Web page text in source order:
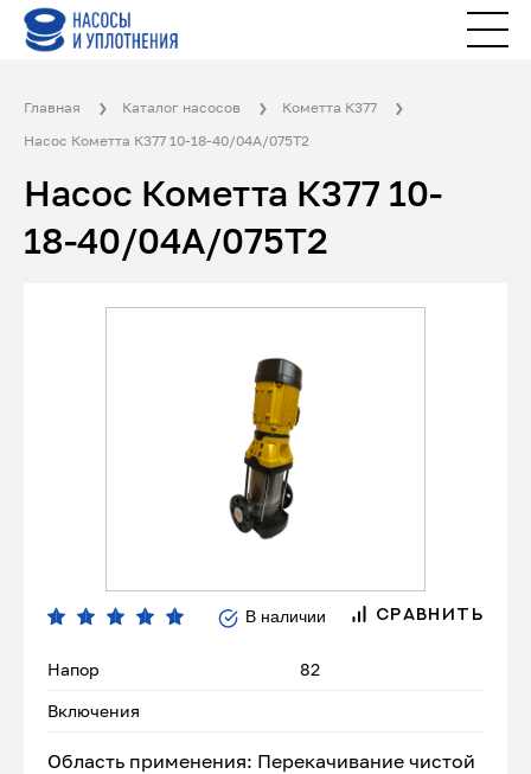
Главная Каталог насосов
Кометта К377
Насос Кометта К377 10-18-40/04А/075Т2
Насос Кометта К377 10-
18-40/04А/075Т2
В наличии СРАВНИТЬ
Напор 82
Включения
Область применения: Перекачивание чистой